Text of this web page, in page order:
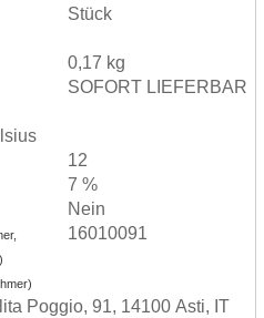
Stück
0,17 kg
SOFORT LIEFERBAR
12
7 %
Nein
16010091
Poggio, 91, 14100 Asti, IT